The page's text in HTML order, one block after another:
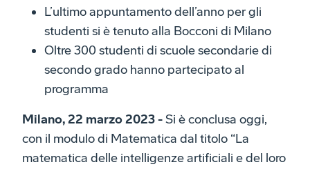
L’ultimo appuntamento dell’anno per gli
studenti si è tenuto alla Bocconi di Milano
Oltre 300 studenti di scuole secondarie di
secondo grado hanno partecipato al
programma
Milano, 22 marzo 2023 -Si è conclusa oggi,
con il modulo di Matematica dal titolo “La
matematica delle intelligenze artificiali e del loro